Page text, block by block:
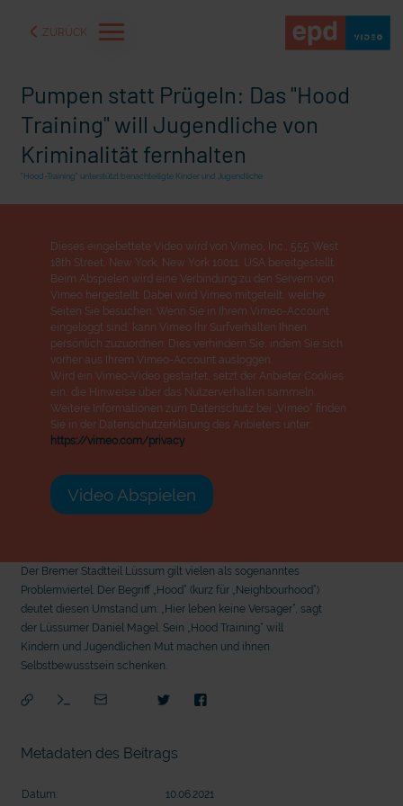
ZURÜCK
oder "Deppen der "Wir bauen Cherson wieder auf" - Optimismus in der
Pumpen statt Prügeln: Das "Hood
Training" will Jugendliche von
Kriminalität fernhalten
"Hood-Training" unterstützt benachteiligte Kinder und Jugendliche
Dieses eingebettete Video wird von Vimeo, Inc., 555 West
18th Street, New York, New York 10011, USA bereitgestellt.
Beim Abspielen wird eine Verbindung zu den Servern von
Vimeo hergestellt. Dabei wird Vimeo mitgeteilt, welche
Seiten Sie besuchen. Wenn Sie in Ihrem Vimeo-Account
eingeloggt sind, kann Vimeo Ihr Surfverhalten Ihnen
persönlich zuzuordnen. Dies verhindern Sie, indem Sie sich
vorher aus Ihrem Vimeo-Account ausloggen.
Wird ein Vimeo-Video gestartet, setzt der Anbieter Cookies
ein, die Hinweise über das Nutzerverhalten sammeln.
Weitere Informationen zum Datenschutz bei „Vimeo“ finden
Sie in der Datenschutzerklärung des Anbieters unter:
https://vimeo.com/privacy
Video Abspielen
Der Bremer Stadtteil Lüssum gilt vielen als sogenanntes
Problemviertel. Der Begriff „Hood“ (kurz für „Neighbourhood“)
deutet diesen Umstand um: „Hier leben keine Versager“, sagt
der Lüssumer Daniel Magel. Sein „Hood Training“ will
Kindern und Jugendlichen Mut machen und ihnen
Selbstbewusstsein schenken.
Metadaten des Beitrags
Datum:
10.06.2021